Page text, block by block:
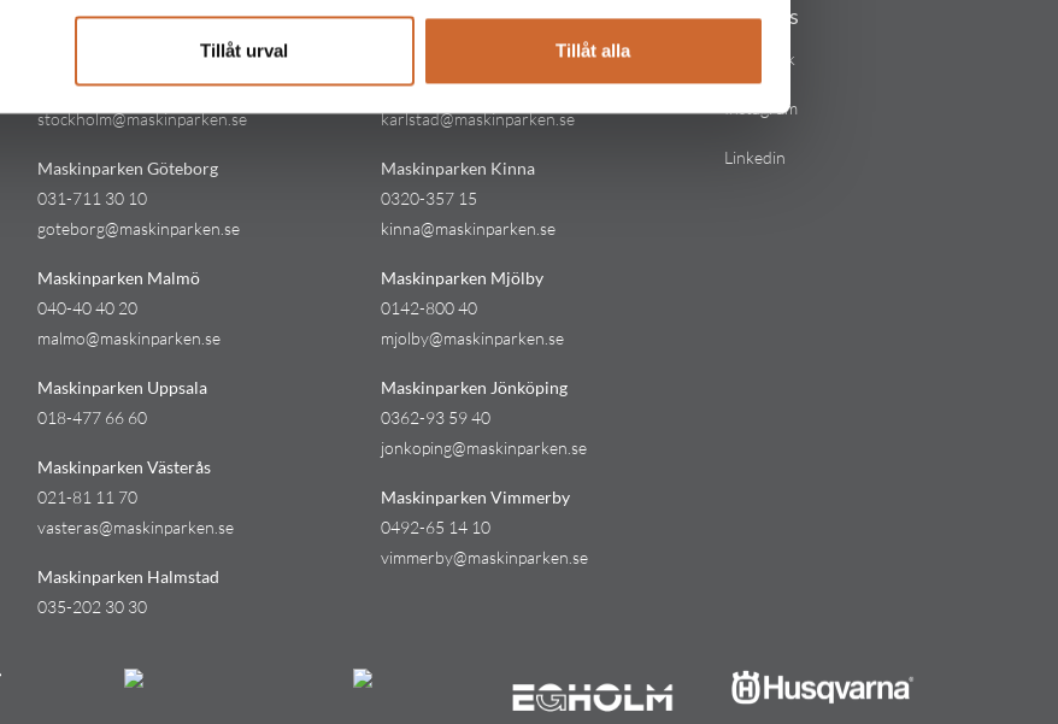
Tillåt urval Tillåt alla
Kontakt
Maskinparken Stockholm
08-544 433 80
stockholm@maskinparken.se
Maskinparken Göteborg
031-711 30 10
goteborg@maskinparken.se
Maskinparken Malmö
040-40 40 20
malmo@maskinparken.se
Maskinparken Uppsala
018-477 66 60
Maskinparken Västerås
021-81 11 70
vasteras@maskinparken.se
Maskinparken Halmstad
035-202 30 30
Kontakt
054-53 43 00
karlstad@maskinparken.se
Maskinparken Kinna
0320-357 15
kinna@maskinparken.se
Maskinparken Mjölby
0142-800 40
mjolby@maskinparken.se
Maskinparken Jönköping
0362-93 59 40
jonkoping@maskinparken.se
Maskinparken Vimmerby
0492-65 14 10
vimmerby@maskinparken.se
Följ oss
Facebook
Instagram
Linkedin